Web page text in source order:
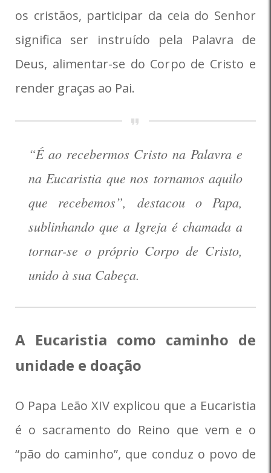
os cristãos, participar da ceia do Senhor
significa ser instruído pela Palavra de
Deus, alimentar-se do Corpo de Cristo e
render graças ao Pai.
“É ao recebermos Cristo na Palavra e
na Eucaristia que nos tornamos aquilo
que recebemos”, destacou o Papa,
sublinhando que a Igreja é chamada a
tornar-se o próprio Corpo de Cristo,
unido à sua Cabeça.
A Eucaristia como caminho de
unidade e doação
O Papa Leão XIV explicou que a Eucaristia
é o sacramento do Reino que vem e o
“pão do caminho”, que conduz o povo de